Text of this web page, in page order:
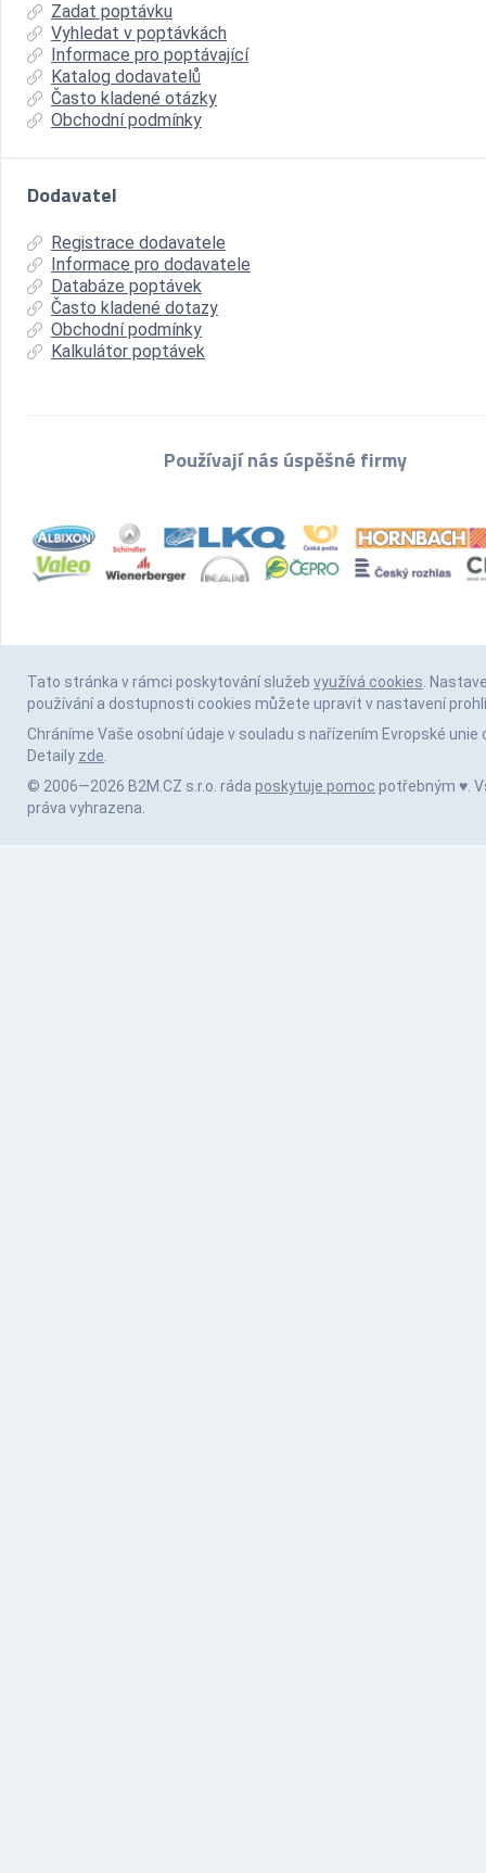
Zadat poptávku
Vyhledat v poptávkách
Informace pro poptávající
Katalog dodavatelů
Často kladené otázky
Obchodní podmínky
Dodavatel
Registrace dodavatele
Informace pro dodavatele
Databáze poptávek
Často kladené dotazy
Obchodní podmínky
Kalkulátor poptávek
Používají nás úspěšné firmy
Tato stránka v rámci poskytování služeb využívá cookies.
používání a dostupnosti cookies můžete upravit v nastavení
Chráníme Vaše osobní údaje v souladu s nařízením Evropské unie
Detaily zde.
© 2006—2026 B2M.CZ s.r.o. ráda poskytuje pomoc potřebným ♥️.
práva vyhrazena.